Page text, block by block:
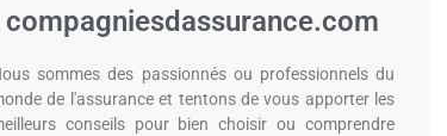
compagniesdassurance.com
sommes des passionnés ou professionnels du
de l'assurance et tentons de vous apporter les
conseils pour bien choisir ou comprendre